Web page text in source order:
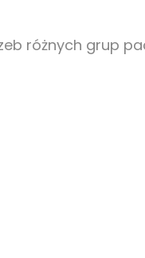
różnych grup